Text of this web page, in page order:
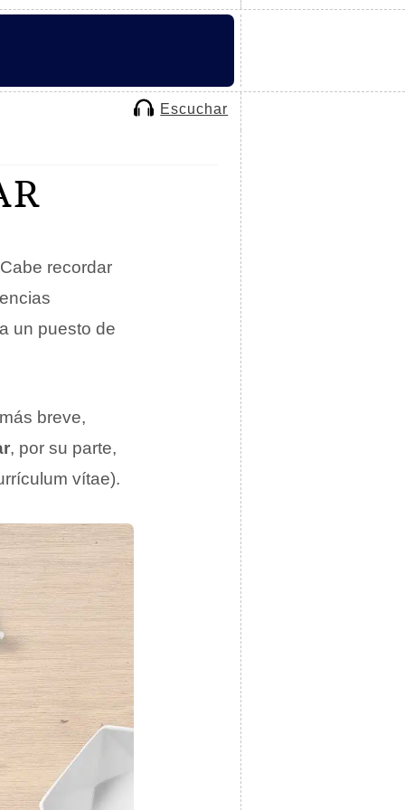
Escuchar
recordar
un puesto de
breve,
, por su parte,
vítae).